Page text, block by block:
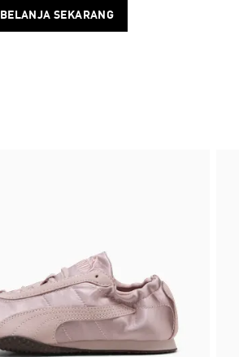
BELANJA SEKARANG